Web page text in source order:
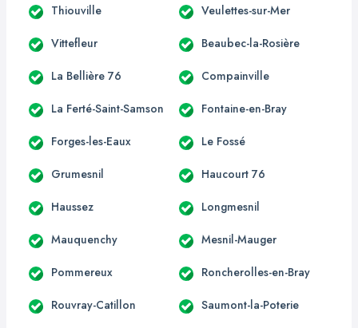
Thiouville Veulettes-sur-Mer
Vittefleur Beaubec-la-Rosière
La Bellière 76 Compainville
La Ferté-Saint-Samson Fontaine-en-Bray
Forges-les-Eaux Le Fossé
Grumesnil Haucourt 76
Haussez Longmesnil
Mauquenchy Mesnil-Mauger
Pommereux Roncherolles-en-Bray
Rouvray-Catillon Saumont-la-Poterie